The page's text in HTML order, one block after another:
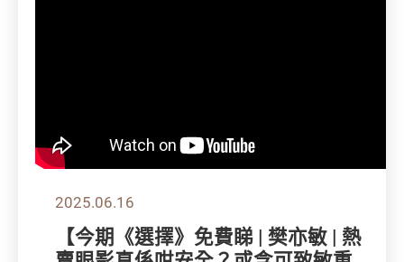
2025.06.16
【今期《選擇》免費睇 | 樊亦敏 | 熱